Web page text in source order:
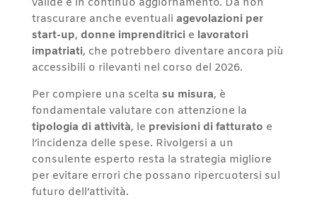
valide e in continuo aggiornamento. Da non
trascurare anche eventuali agevolazioni per
start-up, donne imprenditricie lavoratori
impatriati, che potrebbero diventare ancora più
accessibili o rilevanti nel corso del 2026.
Per compiere una scelta su misura, è
fondamentale valutare con attenzione la
tipologia di attività, le previsioni di fatturato e
l’incidenza delle spese. Rivolgersi a un
consulente esperto resta la strategia migliore
per evitare errori che possano ripercuotersi sul
futuro dell’attività.